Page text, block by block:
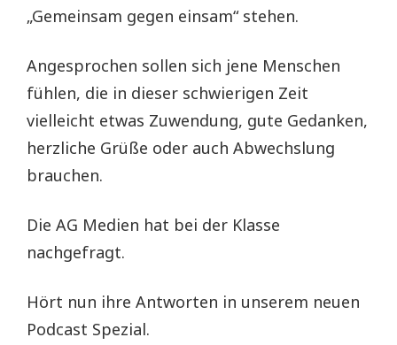
„Gemeinsam gegen einsam“ stehen.
Angesprochen sollen sich jene Menschen
fühlen, die in dieser schwierigen Zeit
vielleicht etwas Zuwendung, gute Gedanken,
herzliche Grüße oder auch Abwechslung
brauchen.
Die AG Medien hat bei der Klasse
nachgefragt.
Hört nun ihre Antworten in unserem neuen
Podcast Spezial.